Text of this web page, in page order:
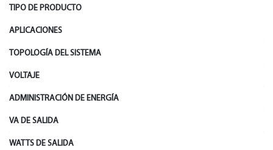
TIPO DE PRODUCTO
APLICACIONES
TOPOLOGÍA DEL SISTEMA
VOLTAJE
ADMINISTRACIÓN DE ENERGÍA
VA DE SALIDA
WATTS DE SALIDA